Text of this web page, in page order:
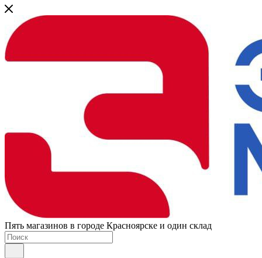
Пять магазинов в городе Красноярске и один склад